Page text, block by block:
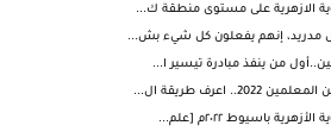
الازهرية على مستوى منطقة ك...
مدريد، إنهم يفعلون كل شيء بش...
من ينفذ مبادرة تيسير ا...
اعرف طريقة ال...
باسيوط ٢٠٢٢م [علم...